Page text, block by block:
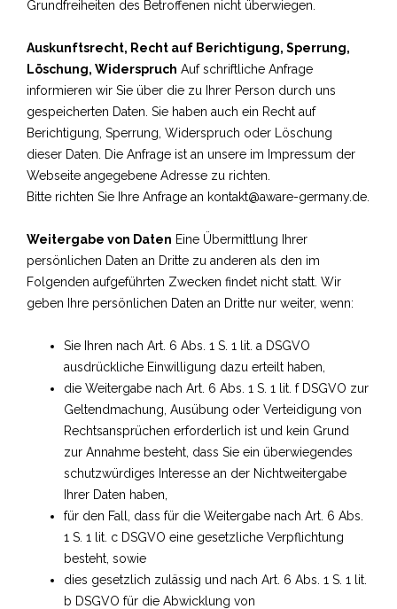
Grundfreiheiten des Betroffenen nicht überwiegen.
Auskunftsrecht, Recht auf Berichtigung, Sperrung,
Löschung, Widerspruch Auf schriftliche Anfrage
informieren wir Sie über die zu Ihrer Person durch uns
gespeicherten Daten. Sie haben auch ein Recht auf
Berichtigung, Sperrung, Widerspruch oder Löschung
dieser Daten. Die Anfrage ist an unsere im Impressum der
Webseite angegebene Adresse zu richten.
Bitte richten Sie Ihre Anfrage an kontakt@aware-germany.de.
Weitergabe von Daten Eine Übermittlung Ihrer
persönlichen Daten an Dritte zu anderen als den im
Folgenden aufgeführten Zwecken findet nicht statt. Wir
geben Ihre persönlichen Daten an Dritte nur weiter, wenn:
Sie Ihren nach Art. 6 Abs. 1 S. 1 lit. a DSGVO
ausdrückliche Einwilligung dazu erteilt haben,
die Weitergabe nach Art. 6 Abs. 1 S. 1 lit. f DSGVO zur
Geltendmachung, Ausübung oder Verteidigung von
Rechtsansprüchen erforderlich ist und kein Grund
zur Annahme besteht, dass Sie ein überwiegendes
schutzwürdiges Interesse an der Nichtweitergabe
Ihrer Daten haben,
für den Fall, dass für die Weitergabe nach Art. 6 Abs.
1 S. 1 lit. c DSGVO eine gesetzliche Verpflichtung
besteht, sowie
dies gesetzlich zulässig und nach Art. 6 Abs. 1 S. 1 lit.
b DSGVO für die Abwicklung von